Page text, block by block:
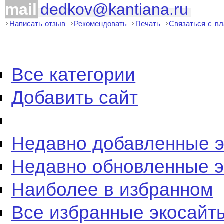
mail dedkov@kantiana.ru
Написать отзыв Рекомендовать Печать Связаться с
Все категории
Добавить сайт
Недавно добавленные
Недавно обновленные
Наиболее в избранном
Все избранные